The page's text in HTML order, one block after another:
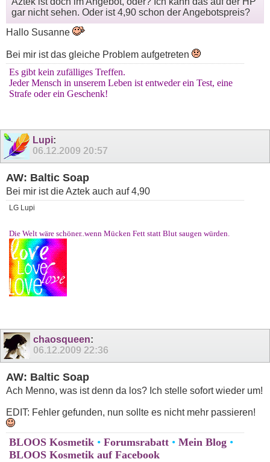
gar nicht sehen. Oder ist 4,90 schon der Angebotspreis?
Hallo Susanne
Bei mir ist das gleiche Problem aufgetreten
Es gibt kein zufälliges Treffen.
Jeder Mensch in unserem Leben ist entweder ein Test, eine
Strafe oder ein Geschenk!
Lupi:
06.12.2009 20:57
AW: Baltic Soap
Bei mir ist die Aztek auch auf 4,90
LG Lupi
Die Welt wäre schöner..wenn Mücken Fett statt Blut saugen würden.
chaosqueen:
06.12.2009 22:36
AW: Baltic Soap
Ach Menno, was ist denn da los? Ich stelle sofort wieder um!
EDIT: Fehler gefunden, nun sollte es nicht mehr passieren!
BLOOS Kosmetik • Forumsrabatt • Mein Blog •
BLOOS Kosmetik auf Facebook